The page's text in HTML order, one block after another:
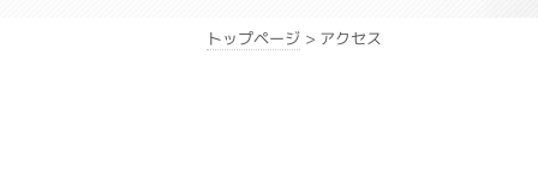
トップページ> アクセス